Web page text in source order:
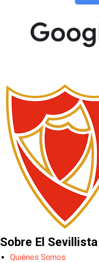
Sobre El Sevillista
Quiénes Somos